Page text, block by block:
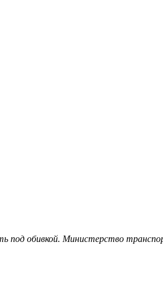
под обивкой. Министерство